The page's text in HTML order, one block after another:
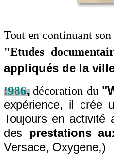
Tout en continuant
"Etudes
appliqués de la
!986, décoration du
expérience, il crée
Toujours en activité
des prestations
Versace, Oxygene,)